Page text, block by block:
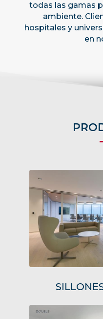
todas las gamas
ambiente.
hospitales y
en